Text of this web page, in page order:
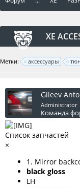
XE
Метки: аксессуары
Gileev
Administrator
Команда
Список запчастей
×
1. Mirror
black gloss
LH